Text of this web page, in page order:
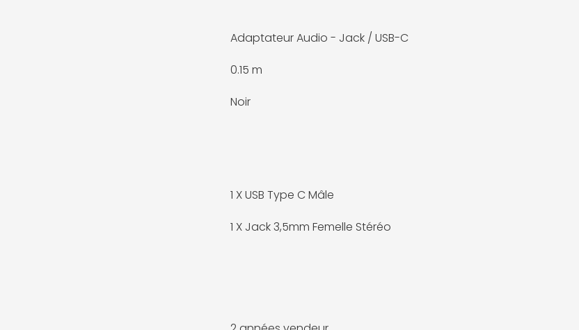
Adaptateur Audio - Jack / USB-C
0.15 m
Noir
1 XUSB Type C Mâle
1 X Jack 3,5mm Femelle Stéréo